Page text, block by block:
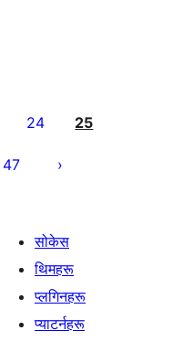
24 25
47
सोकेस
थिमहरू
प्लगिनहरू
प्याटर्नहरू